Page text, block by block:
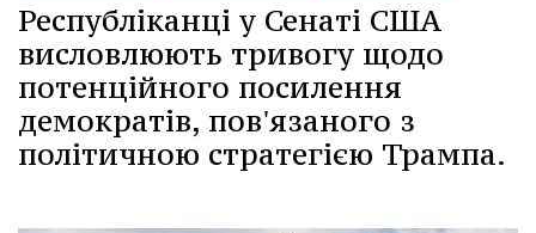
Республіканці у Сенаті США
висловлюють тривогу щодо
потенційного посилення
демократів, пов'язаного з
політичною стратегією Трампа.